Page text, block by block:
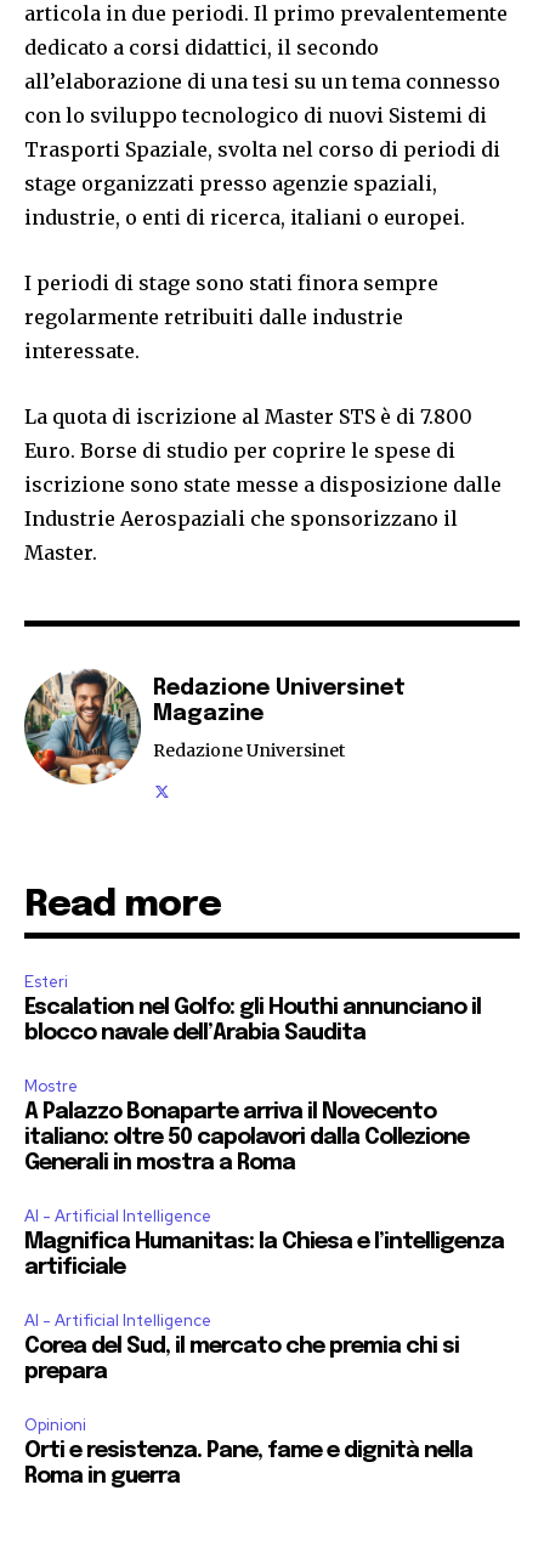
articola in due periodi. Il primo prevalentemente
dedicato a corsi didattici, il secondo
all’elaborazione di una tesi su un tema connesso
con lo sviluppo tecnologico di nuovi Sistemi di
Trasporti Spaziale, svolta nel corso di periodi di
stage organizzati presso agenzie spaziali,
industrie, o enti di ricerca, italiani o europei.
I periodi di stage sono stati finora sempre
regolarmente retribuiti dalle industrie
interessate.
La quota di iscrizione al Master STS è di 7.800
Euro. Borse di studio per coprire le spese di
iscrizione sono state messe a disposizione dalle
Industrie Aerospaziali che sponsorizzano il
Master.
Redazione Universinet
Magazine
Redazione Universinet
Read more
Esteri
Escalation nel Golfo: gli Houthi annunciano il
blocco navale dell’Arabia Saudita
Mostre
A Palazzo Bonaparte arriva il Novecento
italiano: oltre 50 capolavori dalla Collezione
Generali in mostra a Roma
AI - Artificial Intelligence
Magnifica Humanitas: la Chiesa e l’intelligenza
artificiale
AI - Artificial Intelligence
Corea del Sud, il mercato che premia chi si
prepara
Opinioni
Orti e resistenza. Pane, fame e dignità nella
Roma in guerra